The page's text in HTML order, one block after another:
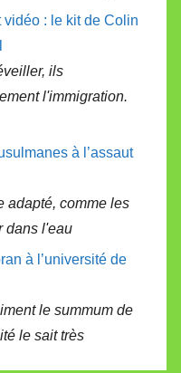
: le kit de Colin
ils
l'immigration.
à l’assaut
adapté, comme les
dans l'eau
à l’université de
le summum de
le sait très